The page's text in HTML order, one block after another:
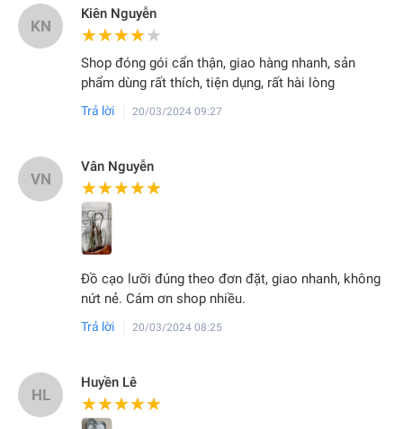
KN
Kiên Nguyễn
★★★★★
★★★★★
Shop đóng gói cẩn thận, giao hàng nhanh, sản
phẩm dùng rất thích, tiện dụng, rất hài lòng
Trả lời 20/03/2024 09:27
VN
Vân Nguyễn
★★★★★
★★★★★
Đồ cạo lưỡi đúng theo đơn đặt, giao nhanh, không
nứt nẻ. Cám ơn shop nhiều.
Trả lời 20/03/2024 08:25
HL
Huyền Lê
★★★★★
★★★★★